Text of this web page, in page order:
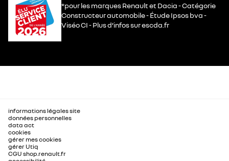
*pour les marques Renault et Dacia - Catégorie
Constructeur automobile - Étude Ipsos bva -
Viséo CI - Plus d’infos sur escda.fr
informations légales site
données personnelles
data act
cookies
gérer mes cookies
gérer Utiq
CGU shop.renault.fr